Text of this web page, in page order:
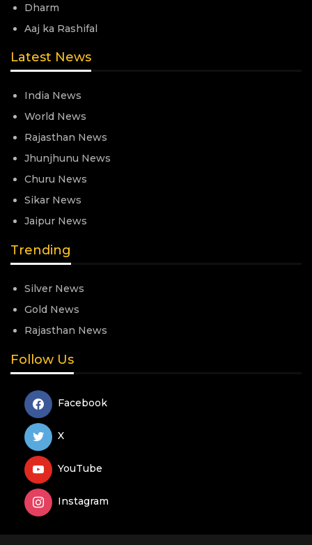
Dharm
Aaj ka Rashifal
Latest News
India News
World News
Rajasthan News
Jhunjhunu News
Churu News
Sikar News
Jaipur News
Trending
Silver News
Gold News
Rajasthan News
Follow Us
Facebook
X
YouTube
Instagram